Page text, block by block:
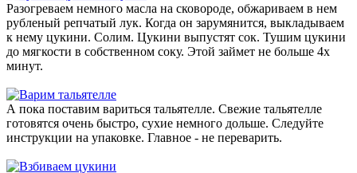
Разогреваем немного масла на сковороде, обжариваем в нем
рубленый репчатый лук. Когда он зарумянится, выкладываем
к нему цукини. Солим. Цукини выпустят сок. Тушим цукини
до мягкости в собственном соку. Этой займет не больше 4х
минут.
А пока поставим вариться тальятелле. Свежие тальятелле
готовятся очень быстро, сухие немного дольше. Следуйте
инструкции на упаковке. Главное - не переварить.